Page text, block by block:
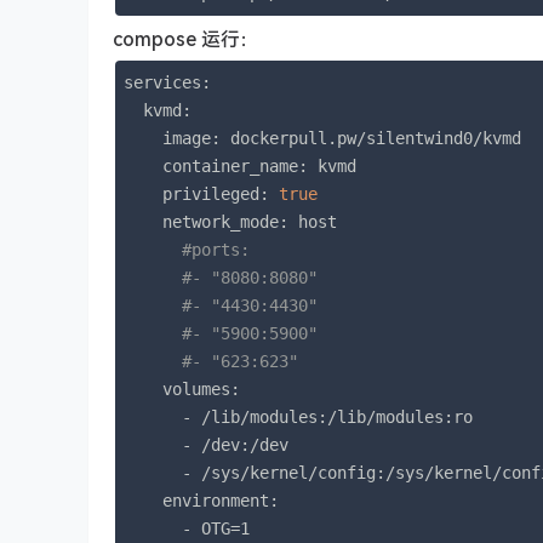
compose 运行：
services:
  kvmd:
    image: dockerpull.pw/silentwind0/kvmd
    container_name: kvmd
    privileged:
true
    network_mode: host
#ports:
#- "8080:8080"
#- "4430:4430"
#- "5900:5900"
#- "623:623"
    volumes:
      - /lib/modules:/lib/modules:ro
      - /dev:/dev
- /sys/kernel/config:/sys/kernel/
    environment:
      - OTG=1